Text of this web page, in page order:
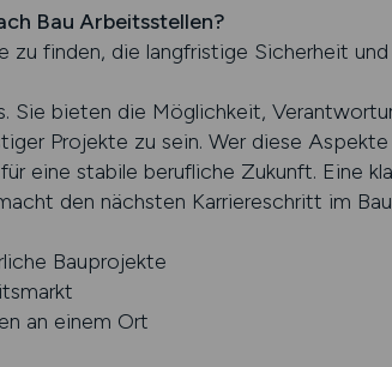
Bau Arbeitsstellen?
zu finden, die langfristige Sicherheit
Sie bieten die Möglichkeit,
Projekte zu sein. Wer diese
eine stabile berufliche Zukunft. Eine
den nächsten Karriereschritt im
Bauprojekte
an einem Ort